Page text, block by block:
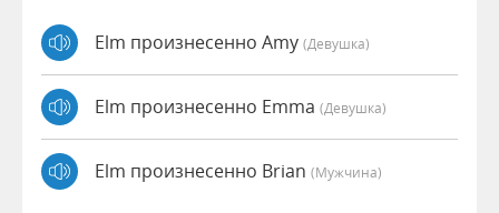
Elm произнесенно Amy (девушка)
Elm произнесенно Emma (девушка)
Elm произнесенно Brian (мужчина)